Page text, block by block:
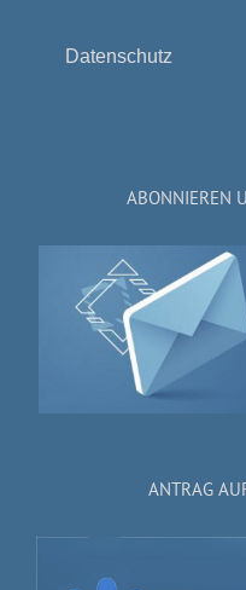
Datenschutz
ABONNIEREN
ANTRAG